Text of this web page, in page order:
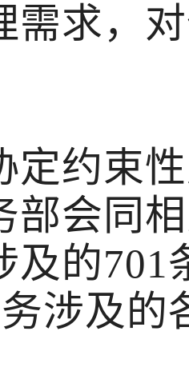
需求，
定约束
部会同
及的701
涉及的